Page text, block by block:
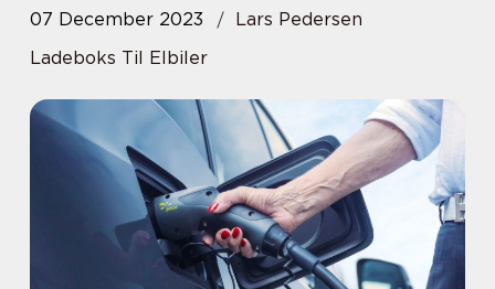
07 December 2023
Lars Pedersen
Ladeboks Til Elbiler